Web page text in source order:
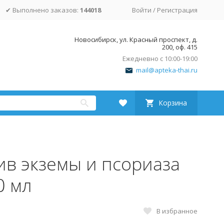
✔ Выполнено заказов: 144018 Войти / Регистрация
Новосибирск, ул. Красный проспект, д.
200, оф. 415
Ежедневно с 10:00-19:00
mail@apteka-thai.ru
Корзина
экземы и псориаза
мл
В избранное